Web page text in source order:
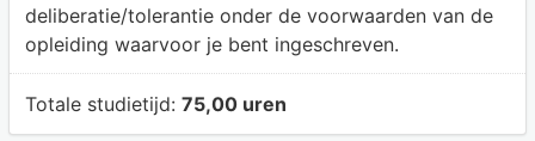
deliberatie/tolerantie onder de voorwaarden van de
opleiding waarvoor je bent ingeschreven.
Totale studietijd: 75,00 uren